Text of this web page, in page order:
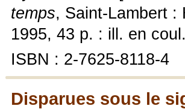
temps, Saint-Lambert :
1995, 43 p. : ill. en
ISBN : 2-7625-8118-4
Disparues sous le